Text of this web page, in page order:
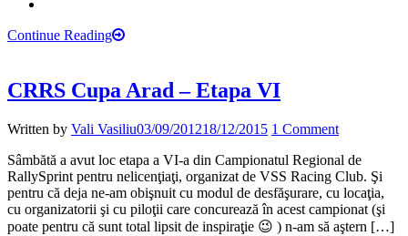
Continue Reading
CRRS Cupa Arad – Etapa VI
Written by Vali Vasiliu03/09/201218/12/2015 1 Comment
Sâmbătă a avut loc etapa a VI-a din Campionatul Regional de
RallySprint pentru nelicenţiaţi, organizat de VSS Racing Club. Şi
pentru că deja ne-am obişnuit cu modul de desfăşurare, cu locaţia,
cu organizatorii şi cu piloţii care concurează în acest campionat (şi
poate pentru că sunt total lipsit de inspiraţie 😉 ) n-am să aştern […]